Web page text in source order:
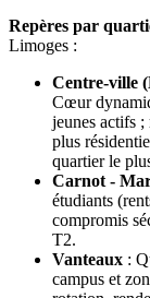
Repères par
Limoges :
Centre-ville
Cœur
jeunes actifs
plus
quartier le
Carnot -
étudiants
compromis
T2.
Vanteaux :
campus et